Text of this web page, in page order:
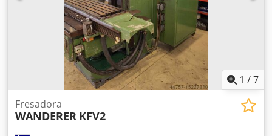
1 /7
Fresadora
WANDERER KFV2